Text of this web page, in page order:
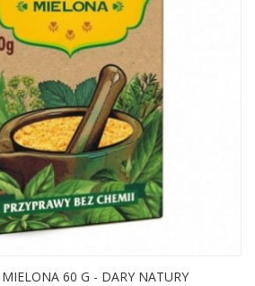
60 G - DARY NATURY